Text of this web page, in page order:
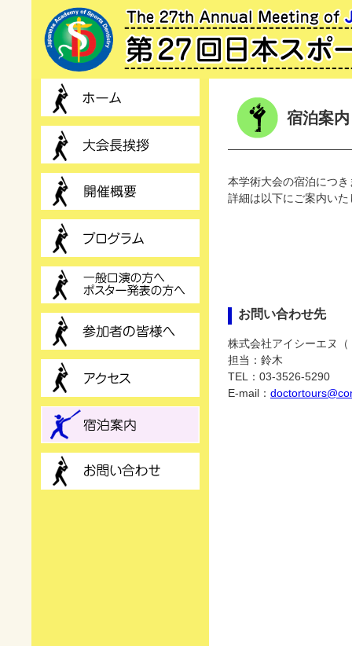
宿泊案内
本学術大会の宿泊につ
詳細は以下にご案内い
お問い合わせ先
株式会社アイシーエヌ
担当：鈴木
TEL：03-3526-5290
E-mail：